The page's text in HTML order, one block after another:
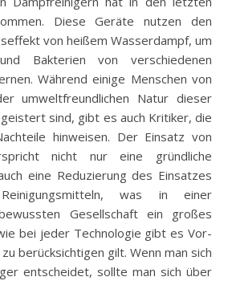
Diese Geräte nutzen den
von heißem Wasserdampf, um
Bakterien von verschiedenen
Während einige Menschen von
umweltfreundlichen Natur dieser
sind, gibt es auch Kritiker, die
hinweisen. Der Einsatz von
nicht nur eine gründliche
eine Reduzierung des Einsatzes
was in einer
Gesellschaft ein großes
bei jeder Technologie gibt es Vor-
berücksichtigen gilt. Wenn man sich
entscheidet, sollte man sich über